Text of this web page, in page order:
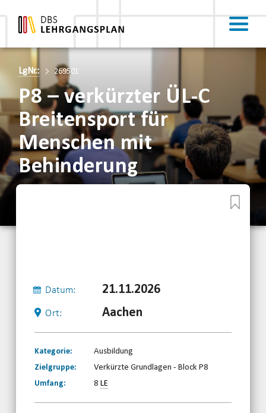
LgNr.: 269501
P8 – verkürzter ÜL-C
Breitensport für
Menschen mit
Behinderung
Datum: 21.11.2026
Ort: Aachen
Kategorie:
Ausbildung
Zielgruppe:
Verkürzte Grundlagen - Block P8
Umfang:
8 LE